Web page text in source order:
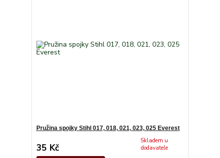
Pružina spojky Stihl 017, 018, 021, 023, 025 Everest
35 Kč
Skladem u
dodavatele